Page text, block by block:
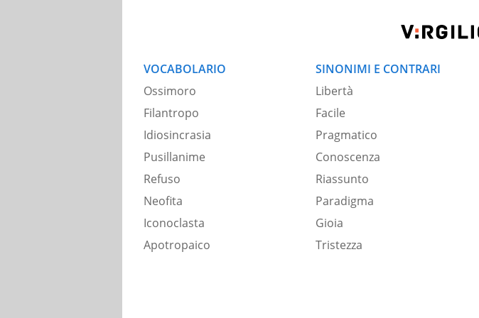
VOCABOLARIO
Ossimoro
Filantropo
Idiosincrasia
Pusillanime
Refuso
Neofita
Iconoclasta
Apotropaico
SINONIMI E CONTRARI
Libertà
Facile
Pragmatico
Conoscenza
Riassunto
Paradigma
Gioia
Tristezza